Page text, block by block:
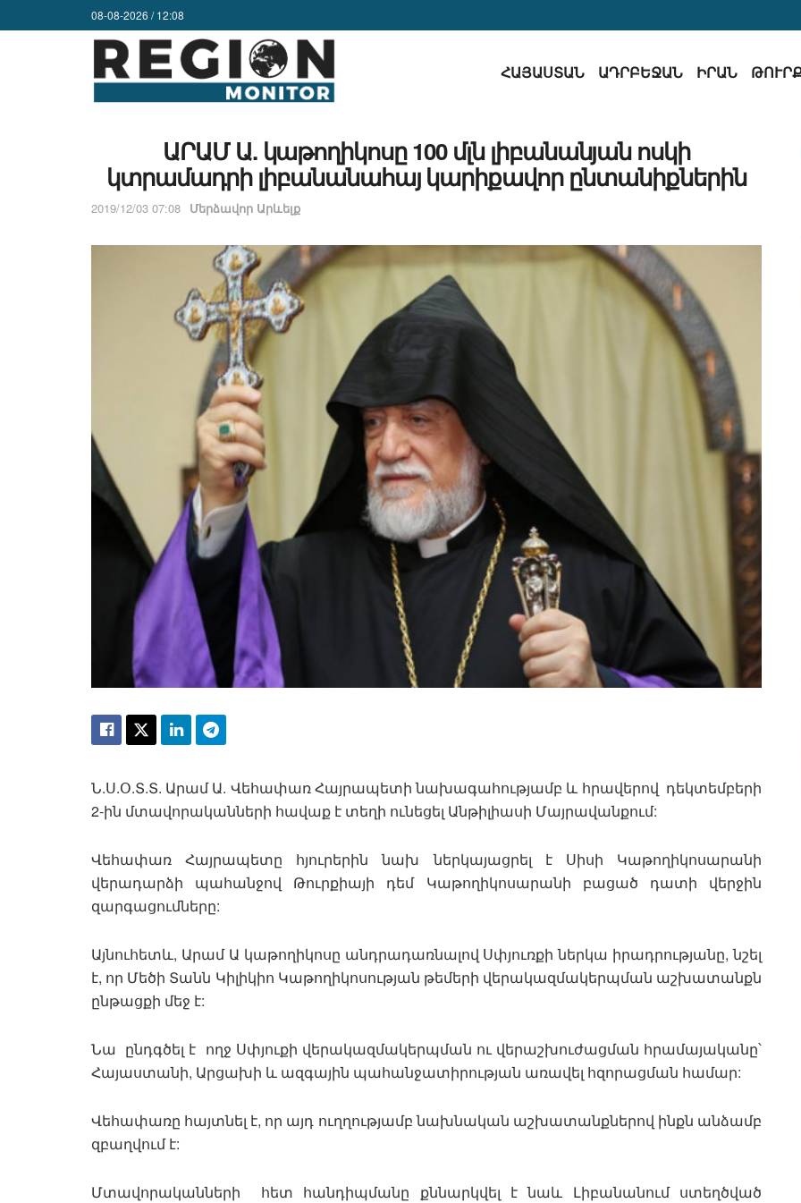
08-08-2026 / 12:08
ՀԱՅԱՍՏԱՆ ԱԴՐԲԵՋԱՆ ԻՐԱՆ
ԱՐԱՄ Ա. կաթողիկոսը 100 մլն լիբանանյան ոսկի
կտրամադրի լիբանանահայ կարիքավոր ընտանիքներին
2019/12/03 07:08 Մերձավոր Արևելք
Ն.Ս.Օ.Տ.Տ. Արամ Ա. Վեհափառ Հայրապետի նախագահությամբ և հրավերով դեկտեմբերի
2-ին մտավորականների հավաք է տեղի ունեցել Անթիլիասի Մայրավանքում:
Վեհափառ Հայրապետը հյուրերին նախ ներկայացրել է Սիսի Կաթողիկոսարանի
վերադարձի պահանջով Թուրքիայի դեմ Կաթողիկոսարանի բացած դատի վերջին
զարգացումները:
Այնուհետև, Արամ Ա կաթողիկոսը անդրադառնալով Սփյուռքի ներկա իրադրությանը, նշել
է, որ Մեծի Տանն Կիլիկիո Կաթողիկոսության թեմերի վերակազմակերպման աշխատանքն
ընթացքի մեջ է:
Նա ընդգծել է ողջ Սփյուքի վերակազմակերպման ու վերաշխուժացման հրամայականը՝
Հայաստանի, Արցախի և ազգային պահանջատիրության առավել հզորացման համար:
Վեհափառը հայտնել է, որ այդ ուղղությամբ նախնական աշխատանքներով ինքն անձամբ
զբաղվում է:
Մտավորականների հետ հանդիպմանը քննարկվել է նաև Լիբանանում ստեղծված